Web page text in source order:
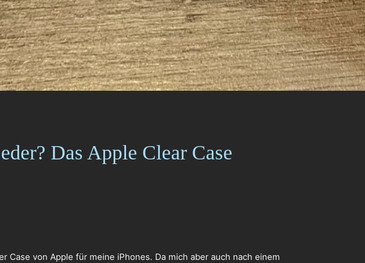
Das Apple Clear Case
Case von Apple für meine iPhones. Da mich aber auch nach einem